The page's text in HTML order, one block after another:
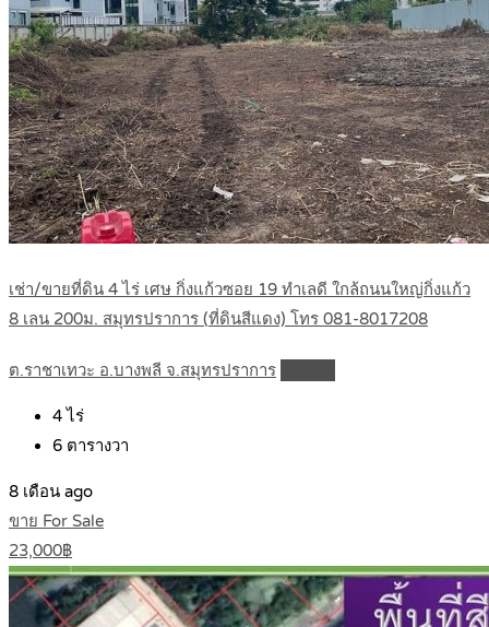
เช่า/ขายที่ดิน 4 ไร่ เศษ กิ่งแก้วซอย 19 ทำเลดี ใกล้ถนนใหญ่กิ่งแก้ว
8 เลน 200ม. สมุทรปราการ (ที่ดินสีแดง) โทร 081-8017208
ต.ราชาเทวะ อ.บางพลี จ.สมุทรปราการ
4ไร่
6 ตารางวา
8 เดือน ago
ขาย For Sale
23,000฿